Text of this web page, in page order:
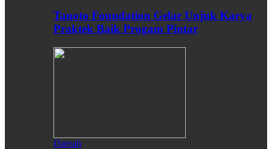
Tanoto Foundation Gelar Unjuk Karya
Praktek Baik Progam Pintar
Daerah